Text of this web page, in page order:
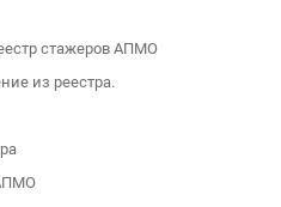
стажеров АПМО
из реестра.